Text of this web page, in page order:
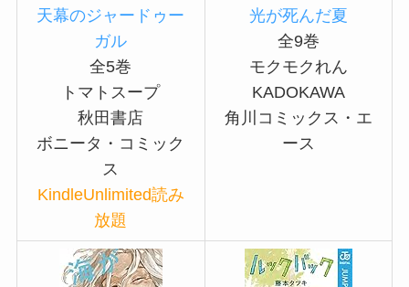
天幕のジャードゥー
ガル
全5巻
トマトスープ
秋田書店
ボニータ・コミック
ス
KindleUnlimited読み
放題
光が死んだ夏
全9巻
モクモクれん
KADOKAWA
角川コミックス・エ
ース